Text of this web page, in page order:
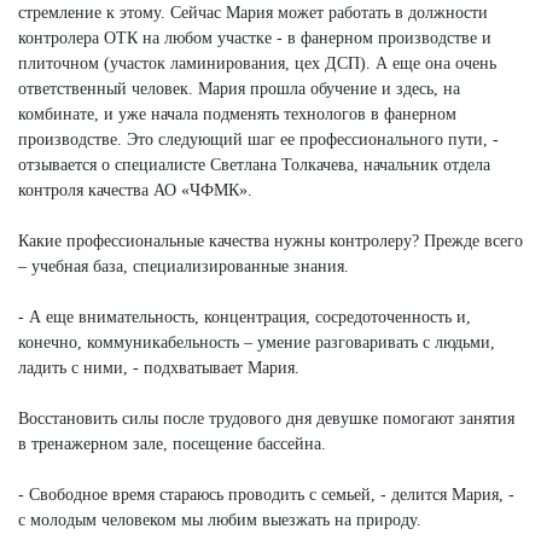
стремление к этому. Сейчас Мария может работать в должности
контролера ОТК на любом участке - в фанерном производстве и
плиточном (участок ламинирования, цех ДСП). А еще она очень
ответственный человек. Мария прошла обучение и здесь, на
комбинате, и уже начала подменять технологов в фанерном
производстве. Это следующий шаг ее профессионального пути, -
отзывается о специалисте Светлана Толкачева, начальник отдела
контроля качества АО «ЧФМК».
Какие профессиональные качества нужны контролеру? Прежде всего
– учебная база, специализированные знания.
- А еще внимательность, концентрация, сосредоточенность и,
конечно, коммуникабельность – умение разговаривать с людьми,
ладить с ними, - подхватывает Мария.
Восстановить силы после трудового дня девушке помогают занятия
в тренажерном зале, посещение бассейна.
- Свободное время стараюсь проводить с семьей, - делится Мария, -
с молодым человеком мы любим выезжать на природу.